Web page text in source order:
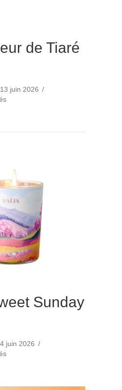
de Tiaré
13 juin 2026 /
sur
Fleur de Tiaré 180g
Sunday
4 juin 2026 /
sur
Sweet Sunday 180gr